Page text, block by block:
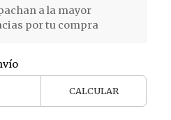
a la mayor
por tu compra
CALCULAR